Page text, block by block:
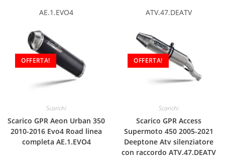
AE.1.EVO4
OFFERTA!
Scarichi
Scarico GPR Aeon Urban 350
2010-2016 Evo4 Road linea
completa AE.1.EVO4
ATV.47.DEATV
OFFERTA!
Scarichi
Scarico GPR Access
Supermoto 450 2005-2021
Deeptone Atv silenziatore
con raccordo ATV.47.DEATV